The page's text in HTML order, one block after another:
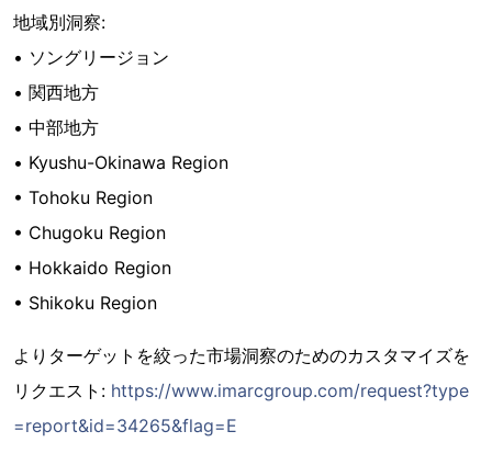
地域別洞察:
• ソングリージョン
• 関西地方
• 中部地方
• Kyushu-Okinawa Region
• Tohoku Region
• Chugoku Region
• Hokkaido Region
• Shikoku Region
よりターゲットを絞った市場洞察のためのカスタマイズを
リクエスト: https://www.imarcgroup.com/request?type
=report&id=34265&flag=E